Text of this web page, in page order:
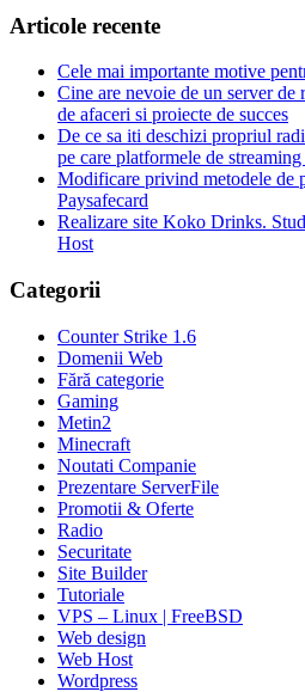
Articole recente
Cele mai importante motive
Cine are nevoie de un server
de afaceri si proiecte de succes
De ce sa iti deschizi propriul
pe care platformele de
Modificare privind metodele de
Paysafecard
Realizare site Koko Drinks.
Host
Categorii
Counter Strike 1.6
Domenii Web
Fără categorie
Gaming
Metin2
Minecraft
Noutati Companie
Prezentare ServerFile
Promotii & Oferte
Radio
Securitate
Site Builder
Tutoriale
VPS – Linux | FreeBSD
Web design
Web Host
Wordpress